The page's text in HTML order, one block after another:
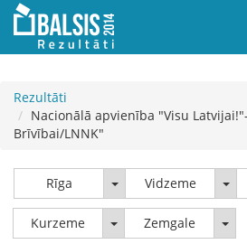
Rezultāti
Nacionālā apvienība "Visu
Brīvībai/LNNK"
Rīga Rīga Vidzeme
Kurzeme KurzemeZemgale